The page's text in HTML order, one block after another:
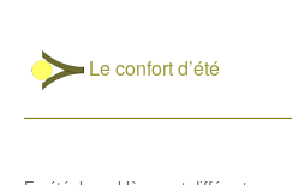
Le confort d’été